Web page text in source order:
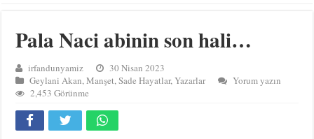
Pala Naci abinin son hali…
irfandunyamiz
30 Nisan 2023
Geylani Akan,Manşet,Sade Hayatlar,Yazarlar
Yorum yazın
2,453 Görünme